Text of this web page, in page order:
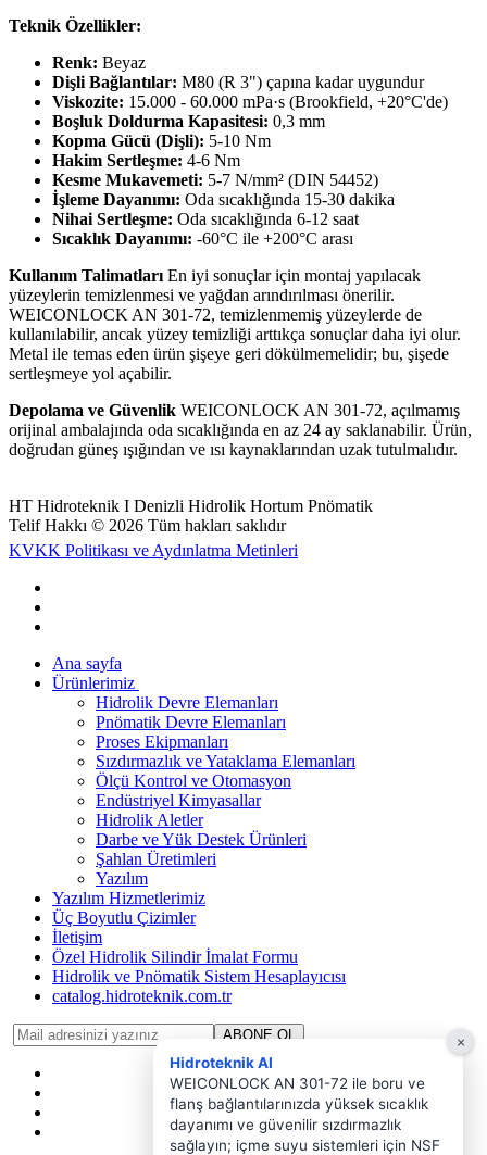
Teknik Özellikler:
Renk: Beyaz
Dişli Bağlantılar: M80 (R 3") çapına kadar uygundur
Viskozite: 15.000 - 60.000 mPa·s (Brookfield, +20°C'de)
Boşluk Doldurma Kapasitesi: 0,3 mm
Kopma Gücü (Dişli): 5-10 Nm
Hakim Sertleşme: 4-6 Nm
Kesme Mukavemeti: 5-7 N/mm² (DIN 54452)
İşleme Dayanımı: Oda sıcaklığında 15-30 dakika
Nihai Sertleşme: Oda sıcaklığında 6-12 saat
Sıcaklık Dayanımı: -60°C ile +200°C arası
Kullanım Talimatları En iyi sonuçlar için montaj yapılacak
yüzeylerin temizlenmesi ve yağdan arındırılması önerilir.
WEICONLOCK AN 301-72, temizlenmemiş yüzeylerde de
kullanılabilir, ancak yüzey temizliği arttıkça sonuçlar daha iyi olur.
Metal ile temas eden ürün şişeye geri dökülmemelidir; bu, şişede
sertleşmeye yol açabilir.
Depolama ve Güvenlik WEICONLOCK AN 301-72, açılmamış
orijinal ambalajında oda sıcaklığında en az 24 ay saklanabilir. Ürün,
doğrudan güneş ışığından ve ısı kaynaklarından uzak tutulmalıdır.
HT Hidroteknik I Denizli Hidrolik Hortum Pnömatik
Telif Hakkı © 2026 Tüm hakları saklıdır
KVKK Politikası ve Aydınlatma Metinleri
Ana sayfa
Ürünlerimiz
Hidrolik Devre Elemanları
Pnömatik Devre Elemanları
Proses Ekipmanları
Sızdırmazlık ve Yataklama Elemanları
Ölçü Kontrol ve Otomasyon
Endüstriyel Kimyasallar
Hidrolik Aletler
Darbe ve Yük Destek Ürünleri
Şahlan Üretimleri
Yazılım
Yazılım Hizmetlerimiz
Üç Boyutlu Çizimler
İletişim
Özel Hidrolik Silindir İmalat Formu
Hidrolik ve Pnömatik Sistem Hesaplayıcısı
catalog.hidroteknik.com.tr
ABONE OL
×
Hidroteknik AI
WEICONLOCK AN 301-72 ile boru ve
flanş bağlantılarınızda yüksek sıcaklık
dayanımı ve güvenilir sızdırmazlık
sağlayın; içme suyu sistemleri için NSF